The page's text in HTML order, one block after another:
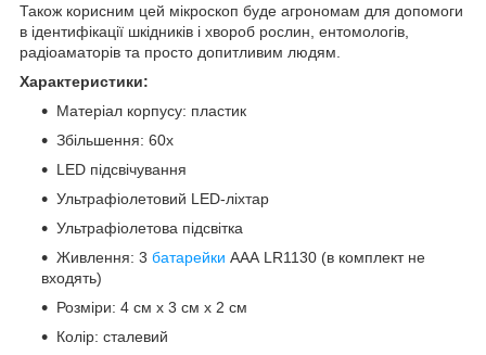
Також корисним цей мікроскоп буде агрономам для допомоги
в ідентифікації шкідників і хвороб рослин, ентомологів,
радіоаматорів та просто допитливим людям.
Характеристики:
Матеріал корпусу: пластик
Збільшення: 60х
LED підсвічування
Ультрафіолетовий LED-ліхтар
Ультрафіолетова підсвітка
Живлення: 3 батарейки ААА LR1130 (в комплект не
входять)
Розміри: 4 см х 3 см х 2 см
Колір: сталевий